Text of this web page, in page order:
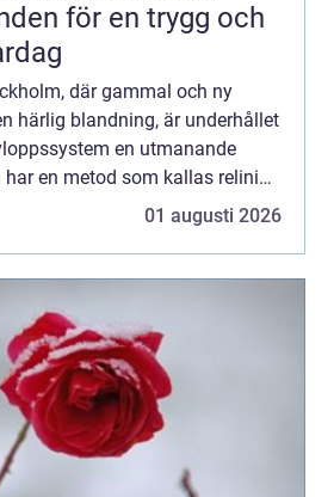
för en trygg och
där gammal och ny
härlig blandning, är underhållet
en utmanande
en metod som kallas relining
k...
01 augusti 2026